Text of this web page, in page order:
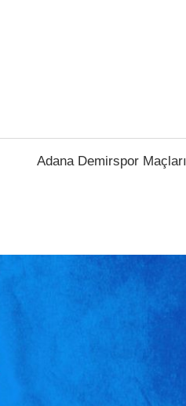
Adana Demirspor Maçları